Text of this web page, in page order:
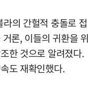
의 간헐적 충돌로 접
론, 이들의 귀환을 위
한 것으로 알려졌다.
도 재확인했다.